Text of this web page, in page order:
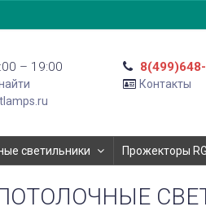
– 19:00
Контакты
светильники Прожекторы
ПОТОЛОЧНЫЕ